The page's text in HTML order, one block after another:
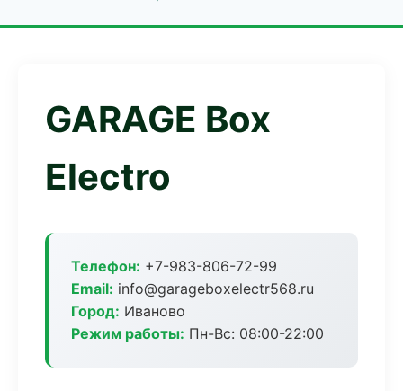
GARAGE Box
Electro
Телефон: +7-983-806-72-99
Email: info@garageboxelectr568.ru
Город: Иваново
Режим работы: Пн-Вс: 08:00-22:00